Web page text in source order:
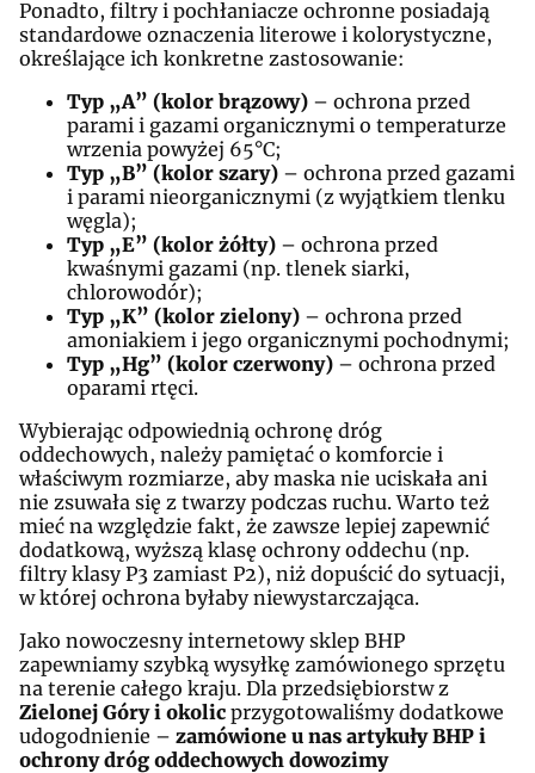
Ponadto, filtry i pochłaniacze ochronne posiadają
standardowe oznaczenia literowe i kolorystyczne,
określające ich konkretne zastosowanie:
Typ „A” (kolor brązowy) – ochrona przed
parami i gazami organicznymi o temperaturze
wrzenia powyżej 65°C;
Typ „B” (kolor szary) – ochrona przed gazami
i parami nieorganicznymi (z wyjątkiem tlenku
węgla);
Typ „E” (kolor żółty) – ochrona przed
kwaśnymi gazami (np. tlenek siarki,
chlorowodór);
Typ „K” (kolor zielony) – ochrona przed
amoniakiem i jego organicznymi pochodnymi;
Typ „Hg” (kolor czerwony) – ochrona przed
oparami rtęci.
Wybierając odpowiednią ochronę dróg
oddechowych, należy pamiętać o komforcie i
właściwym rozmiarze, aby maska nie uciskała ani
nie zsuwała się z twarzy podczas ruchu. Warto też
mieć na względzie fakt, że zawsze lepiej zapewnić
dodatkową, wyższą klasę ochrony oddechu (np.
filtry klasy P3 zamiast P2), niż dopuścić do sytuacji,
w której ochrona byłaby niewystarczająca.
Jako nowoczesny internetowy sklep BHP
zapewniamy szybką wysyłkę zamówionego sprzętu
na terenie całego kraju. Dla przedsiębiorstw z
Zielonej Góry i okolic przygotowaliśmy dodatkowe
udogodnienie – zamówione u nas artykuły BHP i
ochrony dróg oddechowych dowozimy